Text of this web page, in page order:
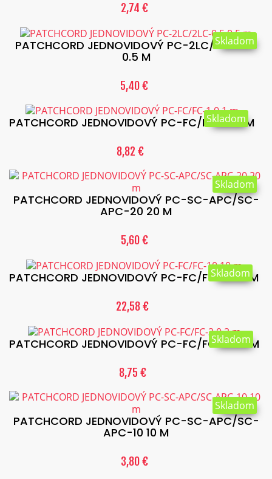
2,74 €
PATCHCORD JEDNOVIDOVÝ PC-2LC/2LC-0.5
0.5 M
5,40 €
Skladom
PATCHCORD JEDNOVIDOVÝ PC-FC/FC-1.0 1 M
8,82 €
Skladom
PATCHCORD JEDNOVIDOVÝ PC-SC-APC/SC-
APC-20 20 M
5,60 €
Skladom
PATCHCORD JEDNOVIDOVÝ PC-FC/FC-10 10 M
22,58 €
Skladom
PATCHCORD JEDNOVIDOVÝ PC-FC/FC-3.0 3 M
8,75 €
Skladom
PATCHCORD JEDNOVIDOVÝ PC-SC-APC/SC-
APC-10 10 M
3,80 €
Skladom